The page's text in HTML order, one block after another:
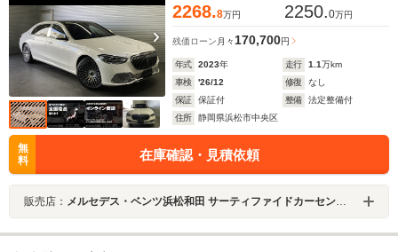
2268.8万円 2250.0万円
残価ローン 月々 170,700円
年式 2023年 走行 1.1万km
車検
'26/12 修復
なし
保証
保証付 整備
法定整備付
住所
静岡県浜松市中央区
無
料
在庫確認・見積依頼
販売店： メルセデス・ベンツ浜松和田 サーティファイドカーセンター